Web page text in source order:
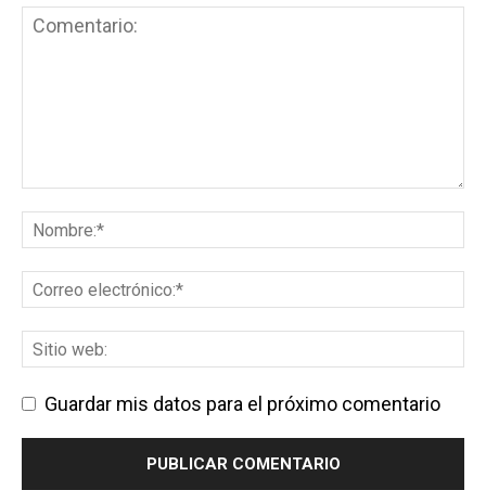
Guardar mis datos para el próximo comentario